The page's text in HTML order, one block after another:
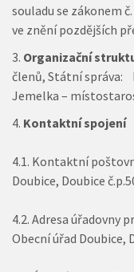
souladu se zákonem
ve znění pozdějších
Organizační
členů, Státní správa:
Jemelka –
Kontaktní spojení
4.1. Kontaktní
Doubice, Doubice
4.2. Adresa úřadovny
Obecní úřad Doubice,